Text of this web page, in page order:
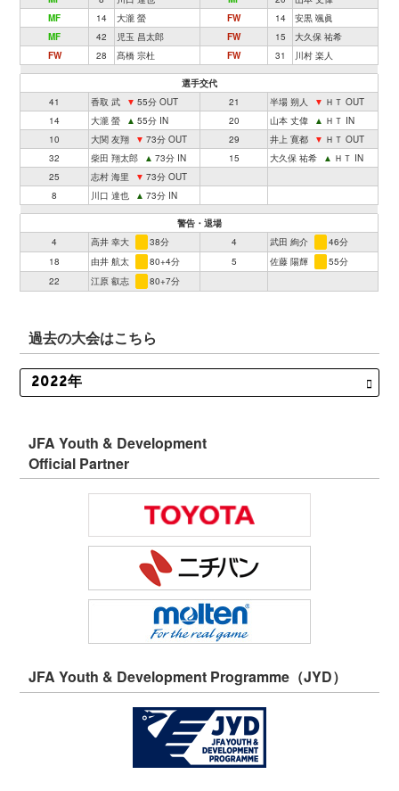
MF
14 大瀧 螢 FW 14
安黒 颯眞
MF
42 児玉 昌太郎 FW 15
大久保 祐希
FW
28 髙橋 宗杜 FW 31 川村 楽人
選手交代
41
香取 武 ▼ 55分 OUT 21 半場 朔人 ▼ ＨＴ OUT
14
大瀧 螢 ▲ 55分 IN 20 山本 丈偉 ▲ ＨＴ IN
10
大関 友翔 ▼ 73分 OUT 29 井上 寛都 ▼ ＨＴ OUT
32
柴田 翔太郎 ▲ 73分 IN 15 大久保 祐希 ▲ ＨＴ IN
25
志村 海里 ▼ 73分 OUT
8
川口 達也 ▲ 73分 IN
警告・退場
4
高井 幸大 38分 4 武田 絢介
46分
18
由井 航太 80+4分 5 佐藤 陽輝
55分
22
江原 叡志 80+7分
過去の大会はこちら
JFA Youth & Development
Official Partner
JFA Youth & Development Programme（JYD）